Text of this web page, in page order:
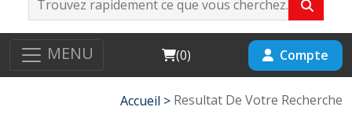
MENU Cart
(0) Compte
Accueil > Resultat De Votre Recherche